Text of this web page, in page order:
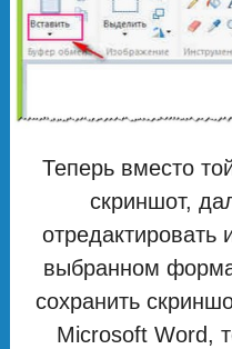
Теперь вместо
скриншот,
отредактировать
выбранном
сохранить
Microsoft Word,